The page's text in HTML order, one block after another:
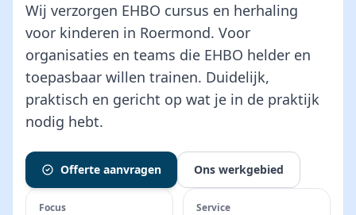
Wij verzorgen EHBO cursus en herhaling
voor kinderen in Roermond. Voor
organisaties en teams die EHBO helder en
toepasbaar willen trainen. Duidelijk,
praktisch en gericht op wat je in de praktijk
nodig hebt.
Offerte aanvragen Ons werkgebied
Focus Service